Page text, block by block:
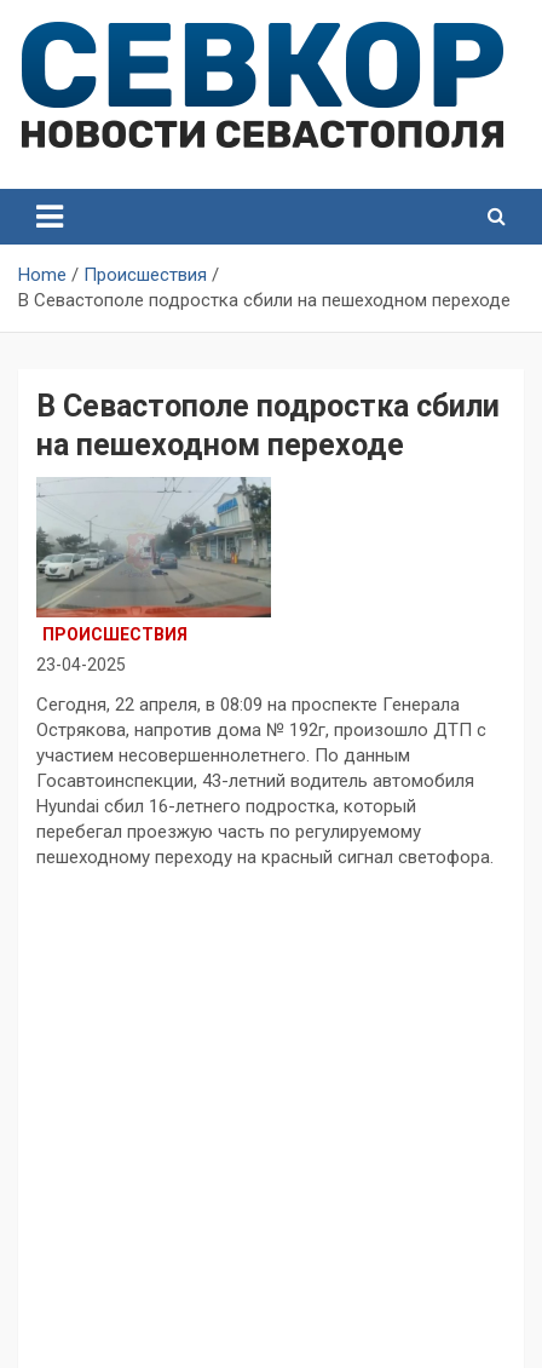
content
Севастополя
Севастополя
Home
Происшествия
В Севастополе подростка сбили на пешеходном переходе
В Севастополе подростка сбили
на пешеходном переходе
ПРОИСШЕСТВИЯ
23-04-2025
Сегодня, 22 апреля, в 08:09 на проспекте Генерала
Острякова, напротив дома № 192г, произошло ДТП с
участием несовершеннолетнего. По данным
Госавтоинспекции, 43-летний водитель автомобиля
Hyundai сбил 16-летнего подростка, который
перебегал проезжую часть по регулируемому
пешеходному переходу на красный сигнал светофора.